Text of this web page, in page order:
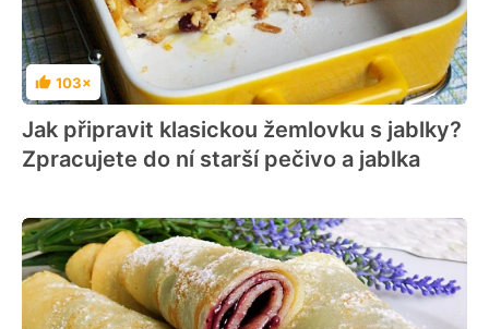
Hodnocení
103×
Jak připravit klasickou žemlovku s jablky?
Zpracujete do ní starší pečivo a jablka